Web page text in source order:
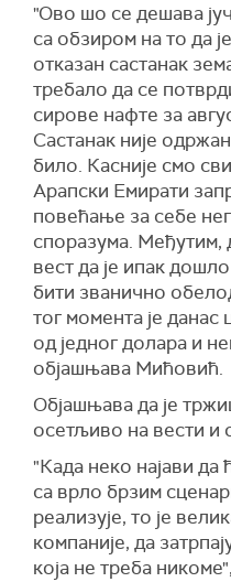
"Ово шо се дешава
са обзиром на то да
отказан састанак
требало да се
сирове нафте за
Састанак није
било. Касније смо
Арапски Емирати
повећање за себе
споразума. Међутим,
вест да је ипак
бити званично
тог момента је
од једног долара и
објашњава Мићовић.
Објашњава да је
осетљиво на вести и
"Када неко најави да
са врло брзим
реализује, то је
компаније, да
која не треба